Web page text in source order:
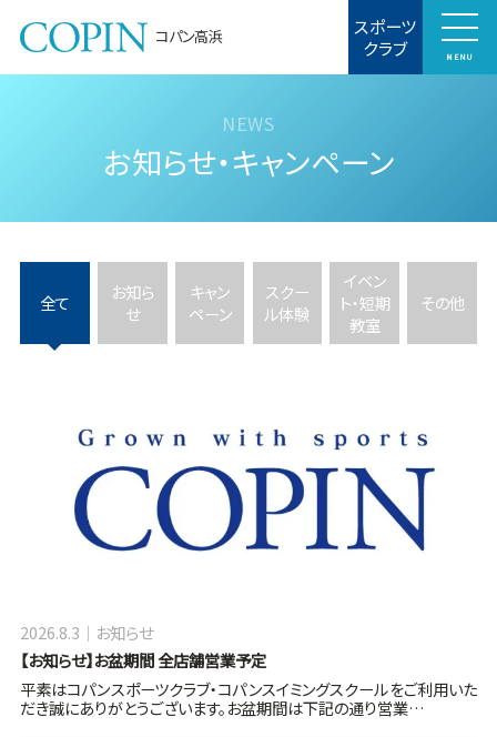
コパン高浜 スポーツ
クラブ MENU
お知らせ・キャンペーン
全て
お知ら
せ
キャン
ペーン
スクー
ル体験
イベン
ト・短期
教室
その他
【お知らせ】お盆期間 全店舗営業予定
2026.8.3 お知らせ
平素はコパンスポーツクラブ・コパンスイミングスクールをご利用いた
だき誠にありがとうございます。お盆期間は下記の通り営業…